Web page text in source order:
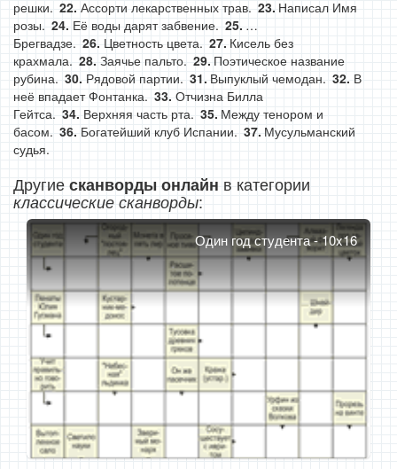
решки. Ассорти лекарственных трав.
Написал Имя
розы.
Её воды дарят забвение.
…
Брегвадзе.
Цветность цвета.
Кисель без
крахмала.
Заячье пальто.
Поэтическое название
рубина.
Рядовой партии. Выпуклый чемодан.
В
неё впадает Фонтанка.
Отчизна Билла
Гейтса.
Верхняя часть рта.
Между тенором и
басом.
Богатейший клуб Испании.
Мусульманский
судья.
Другиесканворды онлайн в категории
классические сканворды:
Один год студента - 10x16